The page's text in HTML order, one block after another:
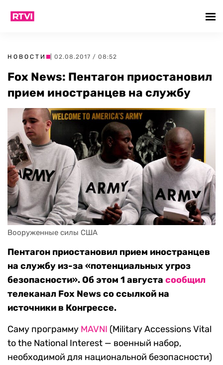
НОВОСТИ | 02.08.2017 / 08:52
Fox News: Пентагон приостановил
прием иностранцев на службу
Вооруженные силы США
Пентагон приостановил прием иностранцев
на службу из-за «потенциальных угроз
безопасности». Об этом 1 августа сообщил
телеканал Fox News со ссылкой на
источники в Конгрессе.
Саму программу MAVNI (Military Accessions Vital
to the National Interest — военный набор,
необходимой для национальной безопасности)